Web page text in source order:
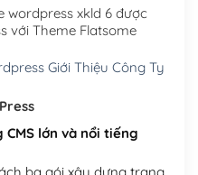
(+450,000₫)
(+550,000₫)
(+950,000₫)
wordpress xkld 6 được
với Theme Flatsome
Giới Thiệu Công Ty
lớn và nổi tiếng